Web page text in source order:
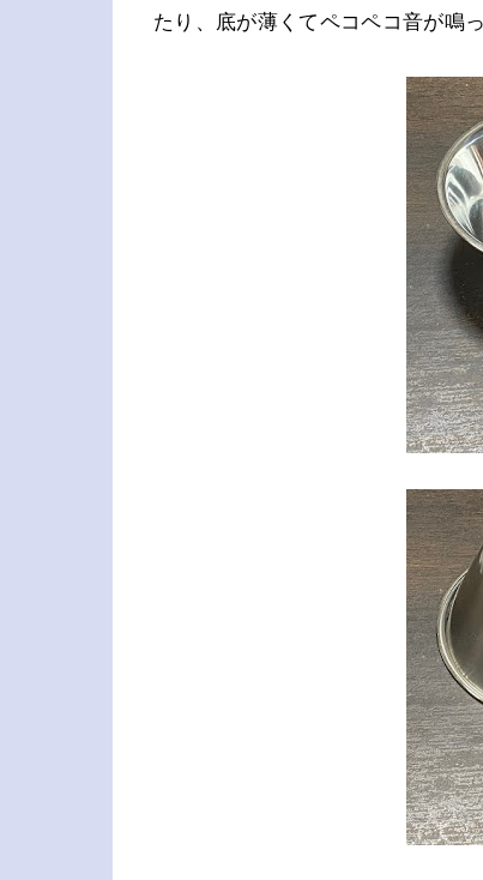
たり、底が薄くてペコペコ音が鳴